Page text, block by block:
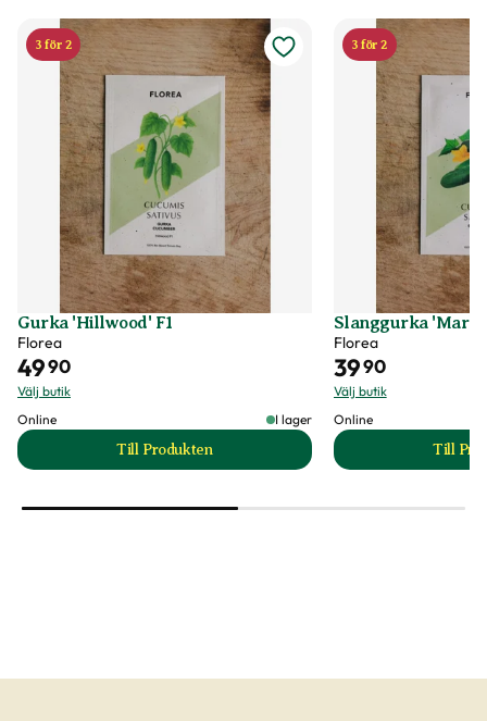
3 för 2
Gurka 'Hillwood' F1
Florea
4990
Välj butik
Online
I lager
Till Produkten
till Gurka 'Hillwood' F1 produktsida
3 för 2
Slanggurka
Florea
3990
Välj butik
Online
Till